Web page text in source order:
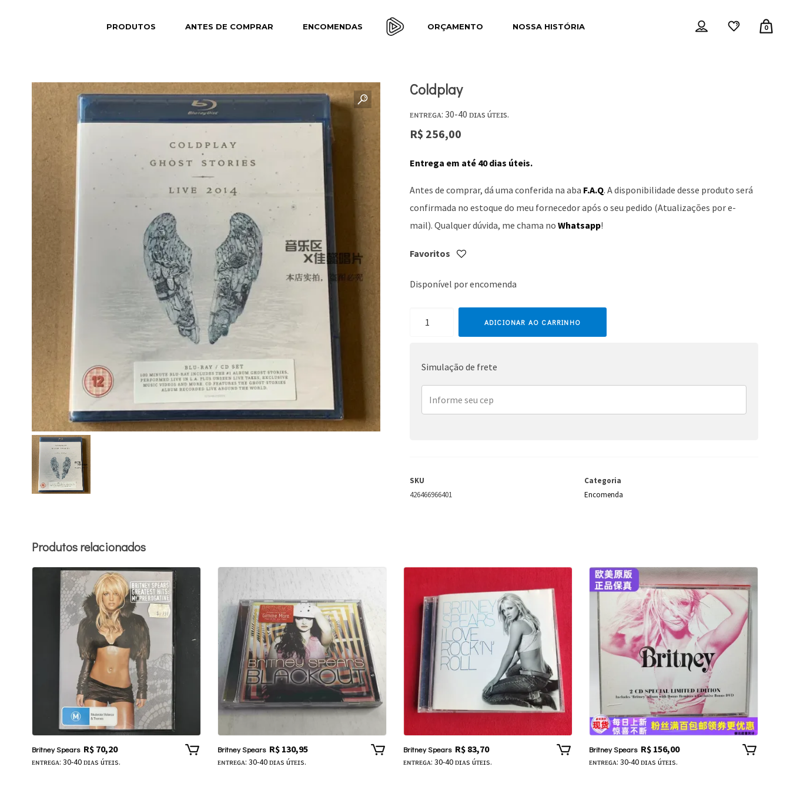
PRODUTOS ANTES DE COMPRAR ENCOMENDAS ORÇAMENTO NOSSA HISTÓRIA 0
Coldplay
ᴇɴᴛʀᴇɢᴀ: 30-40 ᴅɪᴀs úᴛᴇɪs.
R$ 256,00
Entrega em até 40 dias úteis.
Antes de comprar, dá uma conferida na aba F.A.Q. A disponibilidade desse produto será
confirmada no estoque do meu fornecedor após o seu pedido (Atualizações por e-
mail). Qualquer dúvida, me chama no Whatsapp!
Favoritos
Disponível por encomenda
ADICIONAR AO CARRINHO
Simulação de frete
SKU
426466966401
Categoria
Encomenda
Produtos relacionados
Britney Spears R$70,20
ᴇɴᴛʀᴇɢᴀ: 30-40 ᴅɪᴀs úᴛᴇɪs.
Britney Spears R$130,95
ᴇɴᴛʀᴇɢᴀ: 30-40 ᴅɪᴀs úᴛᴇɪs.
Britney Spears R$83,70
ᴇɴᴛʀᴇɢᴀ: 30-40 ᴅɪᴀs úᴛᴇɪs.
Britney Spears R$ 156,00
ᴇɴᴛʀᴇɢᴀ: 30-40 ᴅɪᴀs úᴛᴇɪs.